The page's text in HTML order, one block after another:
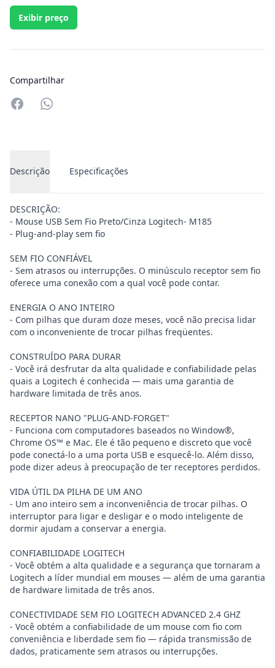
Exibir preço
Compartilhar
Compartilhar no Whatsapp
Descrição Especificações
DESCRIÇÃO:
- Mouse USB Sem Fio Preto/Cinza Logitech- M185
- Plug-and-play sem fio
SEM FIO CONFIÁVEL
- Sem atrasos ou interrupções. O minúsculo receptor sem fio
oferece uma conexão com a qual você pode contar.
ENERGIA O ANO INTEIRO
- Com pilhas que duram doze meses, você não precisa lidar
com o inconveniente de trocar pilhas freqüentes.
CONSTRUÍDO PARA DURAR
- Você irá desfrutar da alta qualidade e confiabilidade pelas
quais a Logitech é conhecida — mais uma garantia de
hardware limitada de três anos.
RECEPTOR NANO "PLUG-AND-FORGET"
- Funciona com computadores baseados no Window®,
Chrome OS™ e Mac. Ele é tão pequeno e discreto que você
pode conectá-lo a uma porta USB e esquecê-lo. Além disso,
pode dizer adeus à preocupação de ter receptores perdidos.
VIDA ÚTIL DA PILHA DE UM ANO
- Um ano inteiro sem a inconveniência de trocar pilhas. O
interruptor para ligar e desligar e o modo inteligente de
dormir ajudam a conservar a energia.
CONFIABILIDADE LOGITECH
- Você obtém a alta qualidade e a segurança que tornaram a
Logitech a líder mundial em mouses — além de uma garantia
de hardware limitada de três anos.
CONECTIVIDADE SEM FIO LOGITECH ADVANCED 2.4 GHZ
- Você obtém a confiabilidade de um mouse com fio com
conveniência e liberdade sem fio — rápida transmissão de
dados, praticamente sem atrasos ou interrupções.